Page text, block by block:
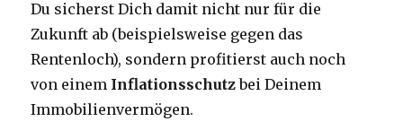
Du sicherst Dich damit nicht nur für die
Zukunft ab (beispielsweise gegen das
Rentenloch), sondern profitierst auch noch
von einem Inflationsschutzbei Deinem
Immobilienvermögen.